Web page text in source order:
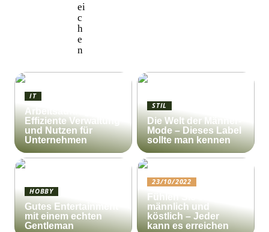
ei
c
h
e
n
IT
Arbeitsauftrag:
Effiziente Verwaltung
und Nutzen für
Unternehmen
STIL
Die Welt der Männer-
Mode – Dieses Label
sollte man kennen
HOBBY
Gutes Entertainment
mit einem echten
Gentleman
23/10/2022
Fühlen Sie sich
männlich und
köstlich – Jeder
kann es erreichen